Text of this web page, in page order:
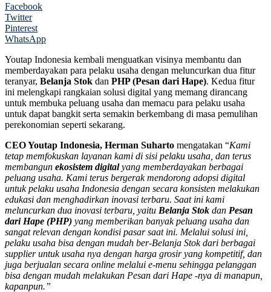
Facebook
Twitter
Pinterest
WhatsApp
Youtap Indonesia kembali menguatkan visinya membantu dan
memberdayakan para pelaku usaha dengan meluncurkan dua fitur
teranyar, Belanja Stok dan PHP (Pesan dari Hape). Kedua fitur
ini melengkapi rangkaian solusi digital yang memang dirancang
untuk membuka peluang usaha dan memacu para pelaku usaha
untuk dapat bangkit serta semakin berkembang di masa pemulihan
perekonomian seperti sekarang.
CEO Youtap Indonesia, Herman Suharto mengatakan “Kami
tetap memfokuskan layanan kami di sisi pelaku usaha, dan terus
membangun ekosistem digitalyang memberdayakan berbagai
peluang usaha. Kami terus bergerak mendorong adopsi digital
untuk pelaku usaha Indonesia dengan secara konsisten melakukan
edukasi dan menghadirkan inovasi terbaru. Saat ini kami
meluncurkan dua inovasi terbaru, yaitu Belanja Stok dan Pesan
dari Hape (PHP) yang memberikan banyak peluang usaha dan
sangat relevan dengan kondisi pasar saat ini. Melalui solusi ini,
pelaku usaha bisa dengan mudah ber-Belanja Stok dari berbagai
supplier untuk usaha nya dengan harga grosir yang kompetitif, dan
juga berjualan secara online melalui e-menu sehingga pelanggan
bisa dengan mudah melakukan Pesan dari Hape -nya di manapun,
kapanpun.”